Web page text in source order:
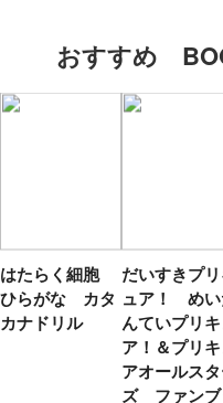
おすすめ
はたらく細胞
ひらがな カタ
カナドリル
だいすきプ
ュア！ めい
んていプリ
ア！＆プリ
アオールス
ズ ファンブ